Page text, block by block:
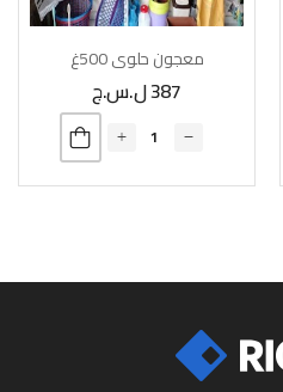
معجون حلوى 500غ
387ل.س.ج